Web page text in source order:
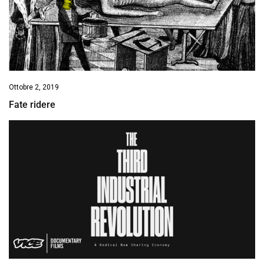
Ottobre 2, 2019
Fate ridere